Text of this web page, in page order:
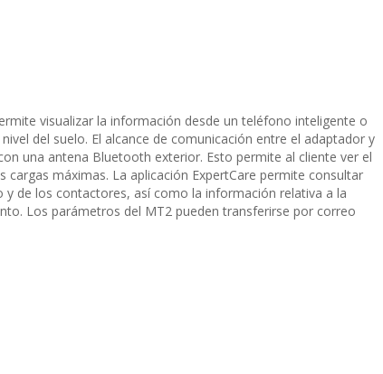
visualizar la información desde un teléfono inteligente o
del suelo. El alcance de comunicación entre el adaptador y
una antena Bluetooth exterior. Esto permite al cliente ver el
máximas. La aplicación ExpertCare permite consultar
de los contactores, así como la información relativa a la
Los parámetros del MT2 pueden transferirse por correo